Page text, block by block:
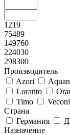
1219
75489
149760
224030
298300
Производитель
Azori
Loranto
Timo
Veconi
Страна
Германия
Назначение